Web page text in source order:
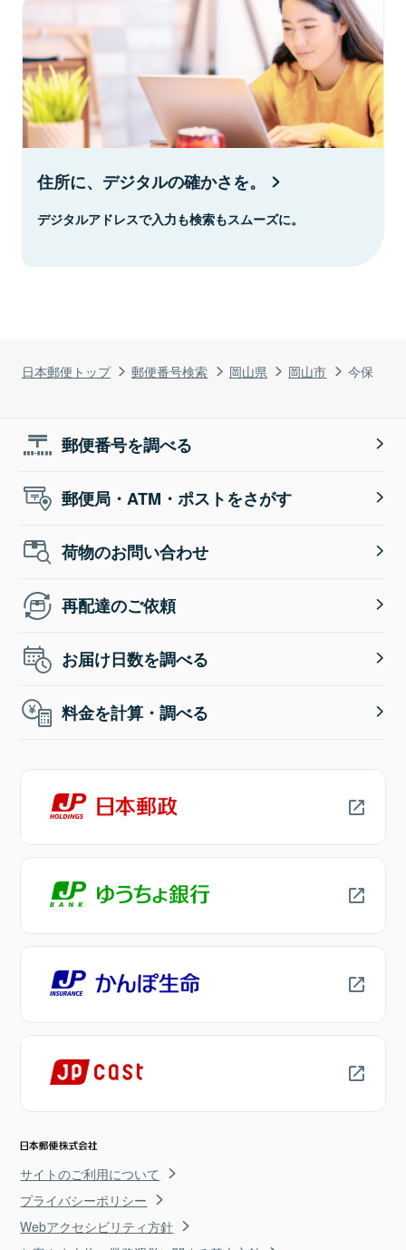
日本郵便トップ 郵便番号検索 岡山県 岡山市 今保
住所に、デジタルの確かさを。
デジタルアドレスで入力も検索もスムーズに。
郵便番号を調べる
郵便局・ATM・ポストをさがす
荷物のお問い合わせ
再配達のご依頼
お届け日数を調べる
料金を計算・調べる
サイトのご利用について
プライバシーポリシー
Webアクセシビリティ方針